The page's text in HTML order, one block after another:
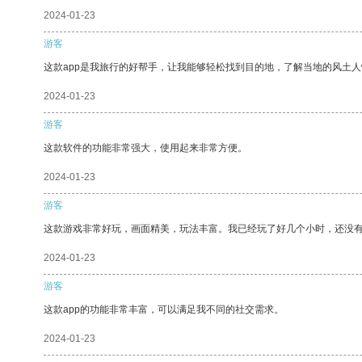
2024-01-23
游客
这款app是我旅行的好帮手，让我能够轻松找到目的地，了解当地的风土人
2024-01-23
游客
这款软件的功能非常强大，使用起来非常方便。
2024-01-23
游客
这款游戏非常好玩，画面精美，玩法丰富。我已经玩了好几个小时，还没有
2024-01-23
游客
这款app的功能非常丰富，可以满足我不同的社交需求。
2024-01-23